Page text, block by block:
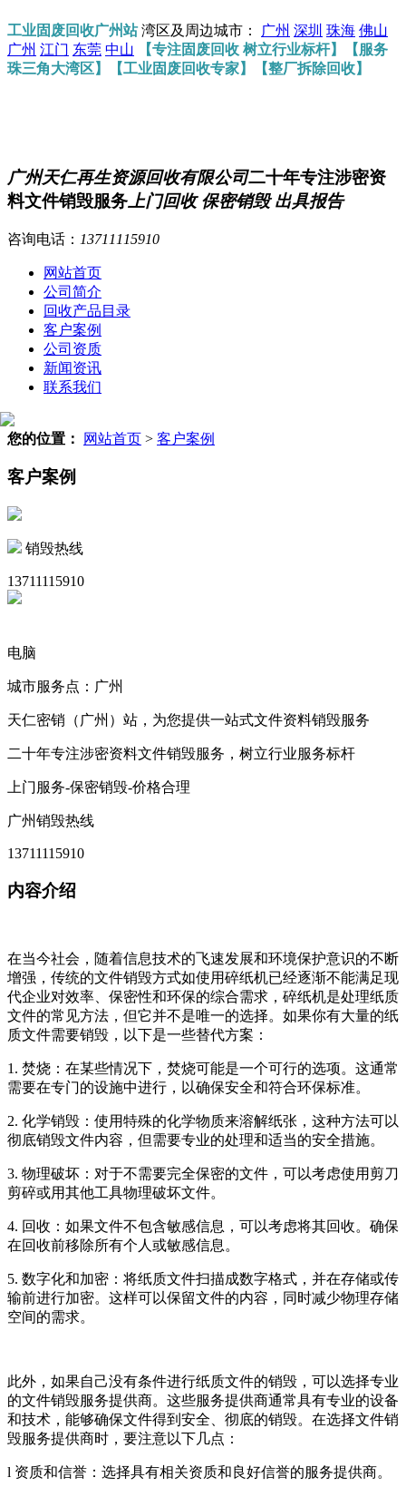
工业固废回收广州站湾区及周边城市： 广州 深圳 珠海 佛山
广州 江门 东莞 中山
【专注固废回收 树立行业标杆】【服务
珠三角大湾区】【工业固废回收专家】【整厂拆除回收】
广州天仁再生资源回收有限公司二十年专注涉密资
料文件销毁服务 上门回收 保密销毁 出具报告
咨询电话： 13711115910
网站首页
公司简介
回收产品目录
客户案例
公司资质
新闻资讯
联系我们
您的位置： 网站首页 > 客户案例
客户案例
销毁热线
13711115910
电脑
城市服务点：广州
天仁密销（广州）站，为您提供一站式文件资料销毁服务
二十年专注涉密资料文件销毁服务，树立行业服务标杆
上门服务-保密销毁-价格合理
广州销毁热线
13711115910
内容介绍
在当今社会，随着信息技术的飞速发展和环境保护意识的不断
增强，传统的文件销毁方式如使用碎纸机已经逐渐不能满足现
代企业对效率、保密性和环保的综合需求，碎纸机是处理纸质
文件的常见方法，但它并不是唯一的选择。如果你有大量的纸
质文件需要销毁，以下是一些替代方案：
1. 焚烧：在某些情况下，焚烧可能是一个可行的选项。这通常
需要在专门的设施中进行，以确保安全和符合环保标准。
2. 化学销毁：使用特殊的化学物质来溶解纸张，这种方法可以
彻底销毁文件内容，但需要专业的处理和适当的安全措施。
3. 物理破坏：对于不需要完全保密的文件，可以考虑使用剪刀
剪碎或用其他工具物理破坏文件。
4. 回收：如果文件不包含敏感信息，可以考虑将其回收。确保
在回收前移除所有个人或敏感信息。
5. 数字化和加密：将纸质文件扫描成数字格式，并在存储或传
输前进行加密。这样可以保留文件的内容，同时减少物理存储
空间的需求。
此外，如果自己没有条件进行纸质文件的销毁，可以选择专业
的文件销毁服务提供商。这些服务提供商通常具有专业的设备
和技术，能够确保文件得到安全、彻底的销毁。在选择文件销
毁服务提供商时，要注意以下几点：
l 资质和信誉：选择具有相关资质和良好信誉的服务提供商。